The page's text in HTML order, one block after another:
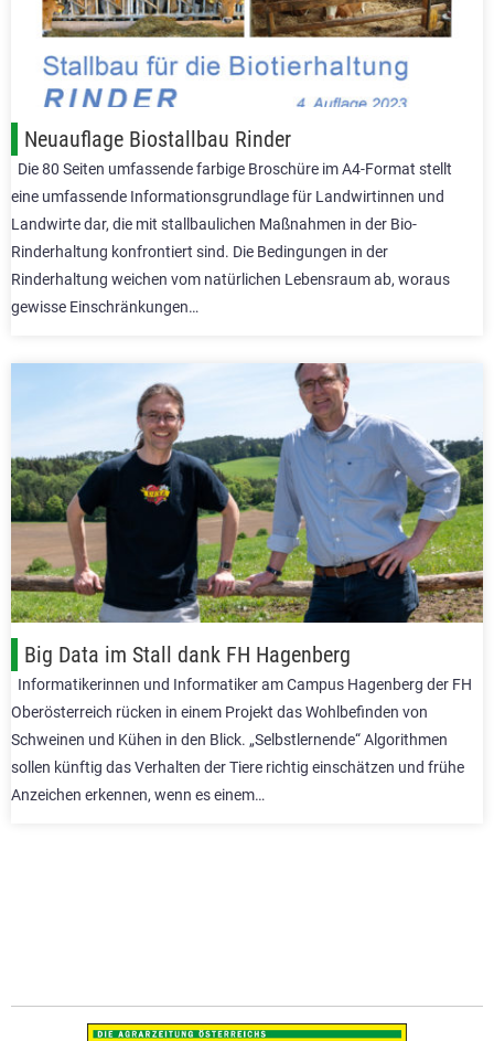
Neuauflage Biostallbau Rinder
Die 80 Seiten umfassende farbige Broschüre im A4-Format stellt
eine umfassende Informationsgrundlage für Landwirtinnen und
Landwirte dar, die mit stallbaulichen Maßnahmen in der Bio-
Rinderhaltung konfrontiert sind. Die Bedingungen in der
Rinderhaltung weichen vom natürlichen Lebensraum ab, woraus
gewisse Einschränkungen…
Big Data im Stall dank FH Hagenberg
Informatikerinnen und Informatiker am Campus Hagenberg der FH
Oberösterreich rücken in einem Projekt das Wohlbefinden von
Schweinen und Kühen in den Blick. „Selbstlernende“ Algorithmen
sollen künftig das Verhalten der Tiere richtig einschätzen und frühe
Anzeichen erkennen, wenn es einem…